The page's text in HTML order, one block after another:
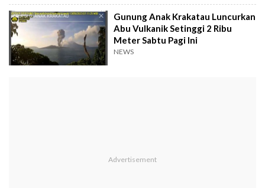
Gunung Anak Krakatau Luncurkan
Abu Vulkanik Setinggi 2 Ribu
Meter Sabtu Pagi Ini
NEWS